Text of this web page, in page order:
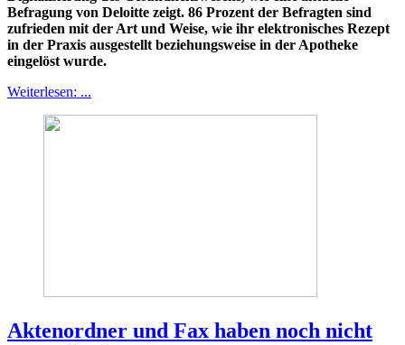
Befragung von Deloitte zeigt. 86 Prozent der Befragten sind
zufrieden mit der Art und Weise, wie ihr elektronisches Rezept
in der Praxis ausgestellt beziehungsweise in der Apotheke
eingelöst wurde.
Weiterlesen: ...
Aktenordner und Fax haben noch nicht